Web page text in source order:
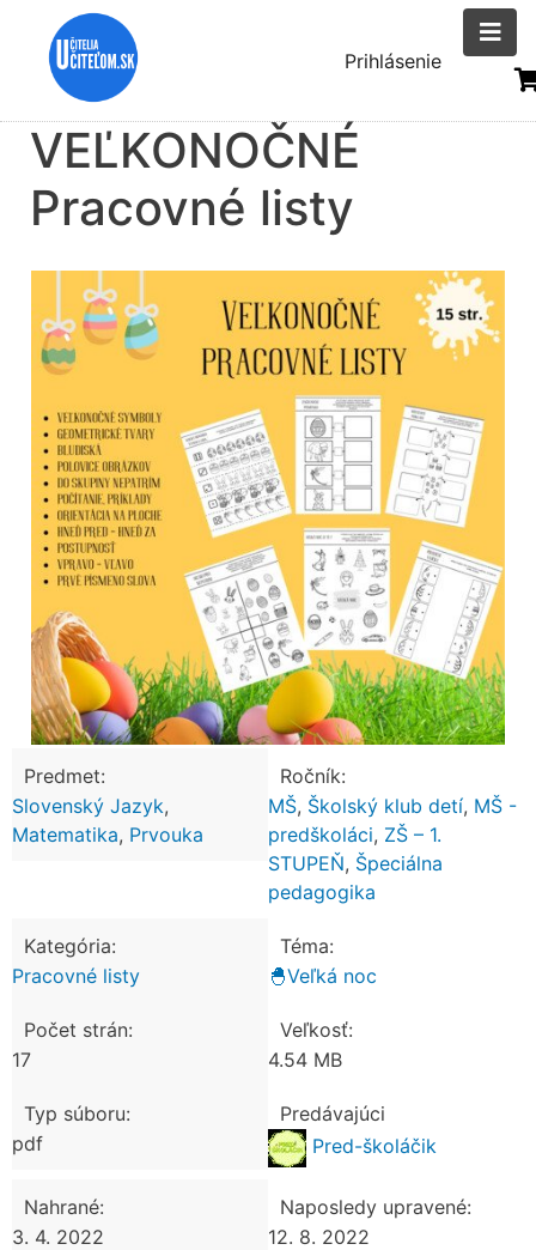
Menu
účtu
Prihlásenie
VEĽKONOČNÉ
Pracovné listy
Predmet:
Slovenský Jazyk,
Matematika, Prvouka
Ročník:
MŠ, Školský klub detí, MŠ -
predškoláci, ZŠ – 1.
STUPEŇ, Špeciálna
pedagogika
Kategória:
Pracovné listy
Téma:
🐣Veľká noc
Počet strán:
17
Veľkosť:
4.54 MB
Typ súboru:
pdf
Predávajúci
Pred-školáčik
Nahrané:
3. 4. 2022
Naposledy upravené:
12. 8. 2022